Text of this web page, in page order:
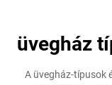
üvegház
A üvegház-típusok